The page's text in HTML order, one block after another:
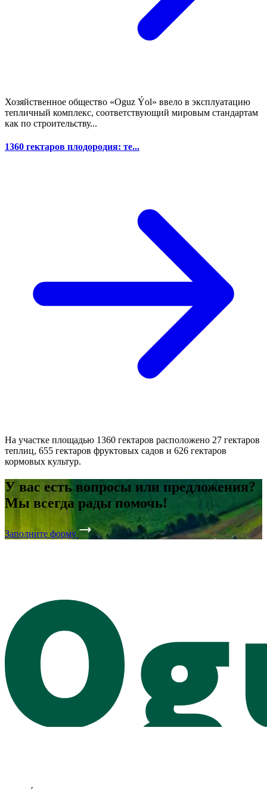
Хозяйственное общество «Oguz Ýol» ввело в эксплуатацию
тепличный комплекс, соответствующий мировым стандартам
как по строительству...
1360 гектаров плодородия: те...
На участке площадью 1360 гектаров расположено 27 гектаров
теплиц, 655 гектаров фруктовых садов и 626 гектаров
кормовых культур.
У вас есть вопросы или предложения?
Мы всегда рады помочь!
Заполните форму